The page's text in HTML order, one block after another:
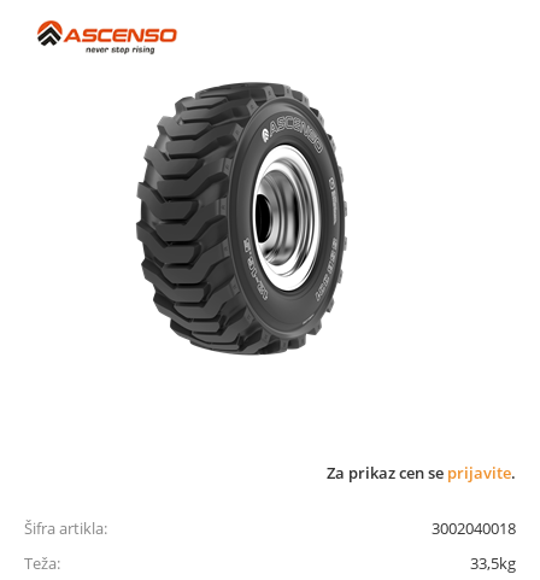
Za prikaz cen se prijavite.
Šifra artikla:
3002040018
Teža:
33,5kg